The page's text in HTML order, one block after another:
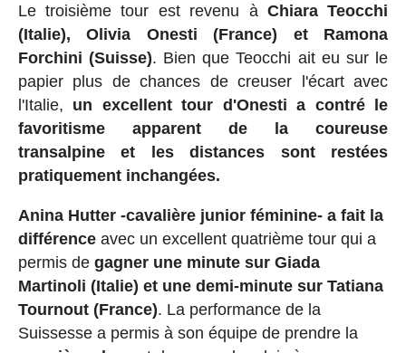
Le troisième tour est revenu à Chiara Teocchi
(Italie), Olivia Onesti (France) et Ramona
Forchini (Suisse). Bien que Teocchi ait eu sur le
papier plus de chances de creuser l'écart avec
l'Italie, un excellent tour d'Onesti a contré le
favoritisme apparent de la coureuse
transalpine et les distances sont restées
pratiquement inchangées.
Anina Hutter -cavalière junior féminine- a fait la
différenceavec un excellent quatrième tour qui a
permis de gagner une minute sur Giada
Martinoli (Italie) et une demi-minute sur Tatiana
Tournout (France). La performance de la
Suissesse a permis à son équipe de prendre la